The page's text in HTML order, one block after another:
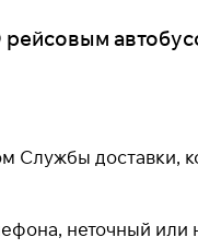
доставки,
неточный